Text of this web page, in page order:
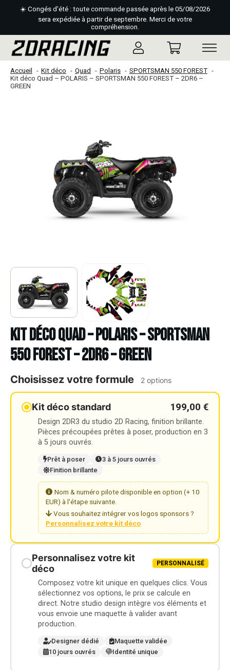
☀️ Congés d'été : toute commande passée après le 05/08/2026
sera expédiée à partir de septembre. Merci de votre
compréhension.
Accueil Kit déco Quad Polaris
SPORTSMAN 550 FOREST
Kit déco Quad – POLARIS – SPORTSMAN 550 FOREST – 2DR6 –
GREEN
Kit déco Quad – POLARIS – SPORTSMAN
550 FOREST – 2DR6 – GREEN
Choisissez votre formule 2 options
Kit déco standard 199,00 €
Design 2DR3 du studio 2D Racing, finition brillante.
Pièces précoupées prêtes à poser, production en 3
à 5 jours ouvrés.
Prêt à poser
3 à 5 jours ouvrés
Finition brillante
Nom & numéro pilote disponible en option (+ 10
EUR) à l'étape suivante.
Vous souhaitez intégrer vos logos sponsors ?
Personnalisez votre kit déco
Personnalisez votre kit
déco
PERSONNALISÉ
Composez votre kit unique en quelques clics. Vous
sélectionnez vos options, le prix se calcule en
direct. Notre studio design intègre vos éléments et
vous envoie une maquette à valider avant
production.
Designer dédié
Maquette validée
10 jours ouvrés
Identité unique